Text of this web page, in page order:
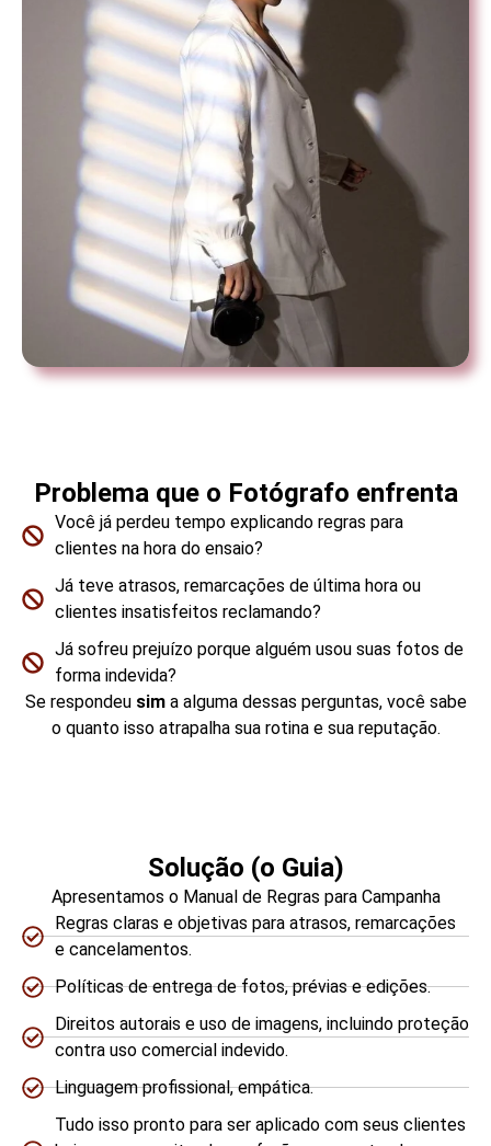
Problema que o Fotógrafo enfrenta
Você já perdeu tempo explicando regras para
clientes na hora do ensaio?
Já teve atrasos, remarcações de última hora ou
clientes insatisfeitos reclamando?
Já sofreu prejuízo porque alguém usou suas fotos de
forma indevida?
Se respondeu sima alguma dessas perguntas, você sabe
o quanto isso atrapalha sua rotina e sua reputação.
Solução (o Guia)
Apresentamos o Manual de Regras para Campanha
Regras claras e objetivas para atrasos, remarcações
e cancelamentos.
Políticas de entrega de fotos, prévias e edições.
Direitos autorais e uso de imagens, incluindo proteção
contra uso comercial indevido.
Linguagem profissional, empática.
Tudo isso pronto para ser aplicado com seus clientes